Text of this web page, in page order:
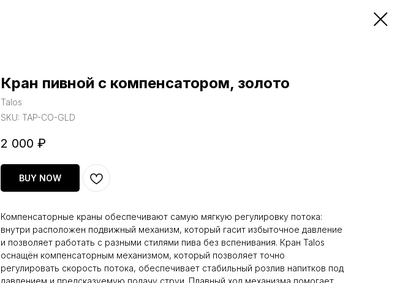
Кран пивной с компенсатором, золото
Talos
SKU: TAP-CO-GLD
2 000 ₽
BUY NOW
Компенсаторные краны обеспечивают самую мягкую регулировку потока:
внутри расположен подвижный механизм, который гасит избыточное давление
и позволяет работать с разными стилями пива без вспенивания. Кран Talos
оснащён компенсаторным механизмом, который позволяет точно
регулировать скорость потока, обеспечивает стабильный розлив напитков под
давлением и предсказуемую подачу струи. Плавный ход механизма помогает